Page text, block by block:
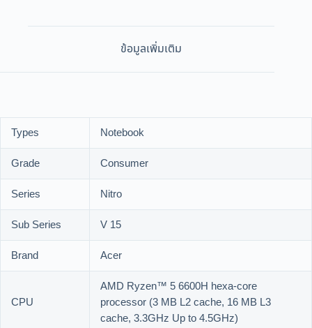
ข้อมูลเพิ่มเติม
Types
Notebook
Grade
Consumer
Series
Nitro
Sub Series
V 15
Brand
Acer
CPU
AMD Ryzen™ 5 6600H hexa-core
processor (3 MB L2 cache, 16 MB L3
cache, 3.3GHz Up to 4.5GHz)